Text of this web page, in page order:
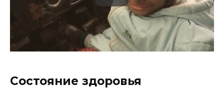
Состояние здоровья